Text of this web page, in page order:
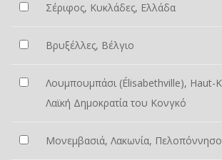
Σέριφος, Κυκλάδες, Ελλάδα
Βρυξέλλες, Βέλγιο
Λουμπουμπάσι (Élisabethville), Haut-
Λαϊκή Δημοκρατία του Κονγκό
Μονεμβασιά, Λακωνία,